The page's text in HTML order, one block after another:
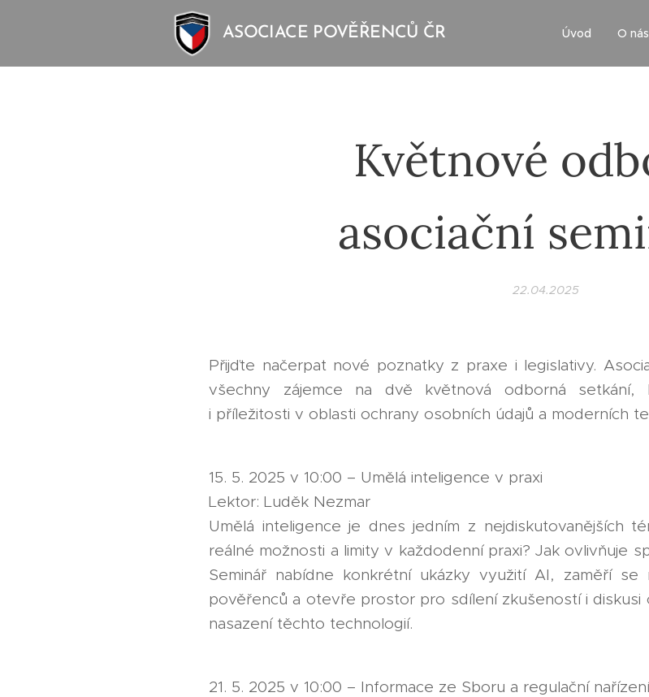
ASOCIACE POVĚŘENCŮ ČR Úvod O nás
Květnové
asociační
22.04.2025
Přijďte načerpat nové poznatky z praxe i legislativy.
všechny zájemce na dvě květnová odborná setkání,
i příležitosti v oblasti ochrany osobních údajů a moderních
15. 5. 2025 v 10:00 – Umělá inteligence v praxi
Lektor: Luděk Nezmar
Umělá inteligence je dnes jedním z nejdiskutovanějších
reálné možnosti a limity v každodenní praxi? Jak ovlivňuje
Seminář nabídne konkrétní ukázky využití AI, zaměří
pověřenců a otevře prostor pro sdílení zkušeností i diskusi
nasazení těchto technologií.
21. 5. 2025 v 10:00 – Informace ze Sboru a regulační nařízení